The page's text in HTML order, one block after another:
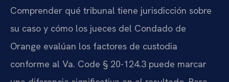
Comprender qué tribunal tiene jurisdicción sobre
su caso y cómo los jueces del Condado de
Orange evalúan los factores de custodia
conforme al Va. Code § 20-124.3 puede marcar